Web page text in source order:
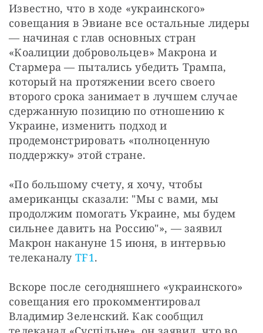
Известно, что в ходе «украинского»
совещания в Эвиане все остальные лидеры
— начиная с глав основных стран
«Коалиции добровольцев» Макрона и
Стармера — пытались убедить Трампа,
который на протяжении всего своего
второго срока занимает в лучшем случае
сдержанную позицию по отношению к
Украине, изменить подход и
продемонстрировать «полноценную
поддержку» этой стране.
«По большому счету, я хочу, чтобы
американцы сказали: "Мы с вами, мы
продолжим помогать Украине, мы будем
сильнее давить на Россию"», — заявил
Макрон накануне 15 июня, в интервью
телеканалу TF1.
Вскоре после сегодняшнего «украинского»
совещания его прокомментировал
Владимир Зеленский. Как сообщил